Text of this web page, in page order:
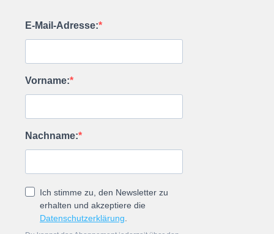
E-Mail-Adresse:
Vorname:
Nachname:
Ich stimme zu, den Newsletter zu
erhalten und akzeptiere die
Datenschutzerklärung